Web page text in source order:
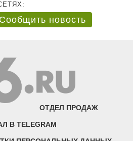
Сообщить новость
ОТДЕЛ ПРОДАЖ
В TELEGRAM